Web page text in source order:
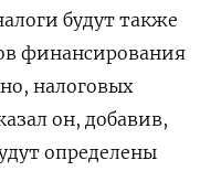
будут также
финансирования
налоговых
он, добавив,
определены